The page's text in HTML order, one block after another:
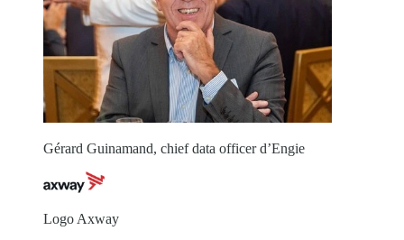
Gérard Guinamand, chief data officer d’Engie
Logo Axway